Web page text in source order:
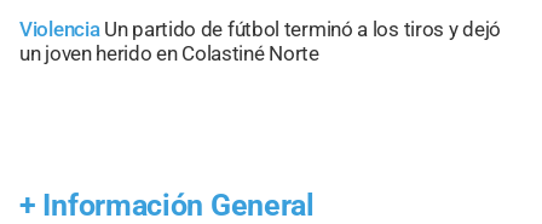
Violencia Un partido de fútbol terminó a los tiros y dejó
un joven herido en Colastiné Norte
+ Información General